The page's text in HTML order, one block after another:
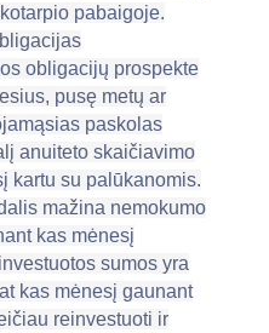
pabaigoje.
obligacijų prospekte
pusę metų ar
paskolas
anuiteto skaičiavimo
kartu su palūkanomis.
mažina nemokumo
kas mėnesį
sumos yra
kas mėnesį gaunant
reinvestuoti ir